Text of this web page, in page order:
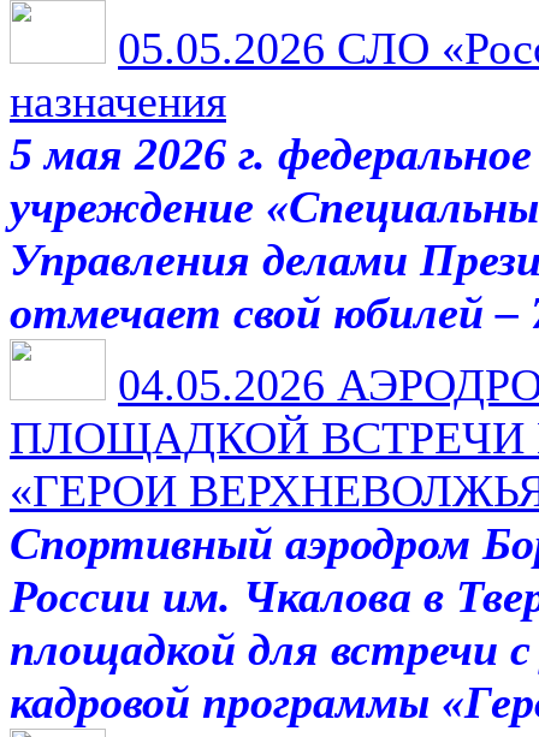
05.05.2026 СЛО
назначения
5 мая 2026 г.
учреждение
Управления делами
отмечает свой юбилей –
04.05.2026
ПЛОЩАДКОЙ
«ГЕРОИ
Спортивный аэродром
России им. Чкалова в
площадкой для встречи
кадровой программы